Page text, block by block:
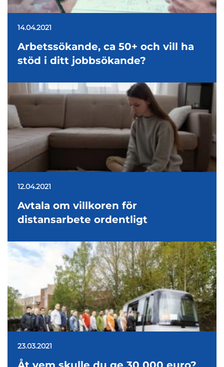
14.04.2021
Arbetssökande, ca 50+ och vill ha
stöd i ditt jobbsökande?
12.04.2021
Avtala om villkoren för
distansarbete ordentligt
23.03.2021